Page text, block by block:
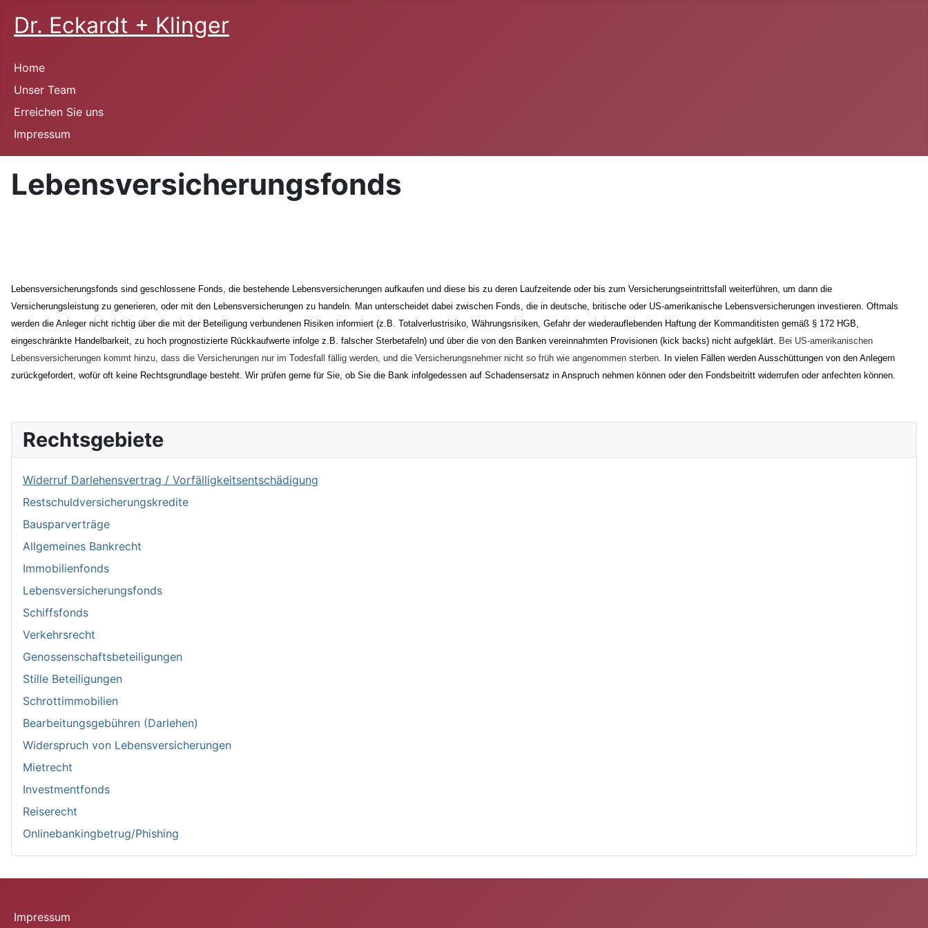
Dr. Eckardt + Klinger
Home
Unser Team
Erreichen Sie uns
Impressum
Lebensversicherungsfonds
Lebensversicherungsfonds sind geschlossene Fonds, die bestehende Lebensversicherungen aufkaufen und diese bis zu deren Laufzeitende oder bis zum Versicherungseintrittsfall weiterführen, um dann die
Versicherungsleistung zu generieren, oder mit den Lebensversicherungen zu handeln. Man unterscheidet dabei zwischen Fonds, die in deutsche, britische oder US-amerikanische Lebensversicherungen investieren. Oftmals
werden die Anleger nicht richtig über die mit der Beteiligung verbundenen Risiken informiert (z.B. Totalverlustrisiko, Währungsrisiken, Gefahr der wiederauflebenden Haftung der Kommanditisten gemäß § 172 HGB,
eingeschränkte Handelbarkeit, zu hoch prognostizierte Rückkaufwerte infolge z.B. falscher Sterbetafeln) und über die von den Banken vereinnahmten Provisionen (kick backs) nicht aufgeklärt. Bei US-amerikanischen
Lebensversicherungen kommt hinzu, dass die Versicherungen nur im Todesfall fällig werden, und die Versicherungsnehmer nicht so früh wie angenommen sterben. In vielen Fällen werden Ausschüttungen von den Anlegern
zurückgefordert, wofür oft keine Rechtsgrundlage besteht. Wir prüfen gerne für Sie, ob Sie die Bank infolgedessen auf Schadensersatz in Anspruch nehmen können oder den Fondsbeitritt widerrufen oder anfechten können.
Rechtsgebiete
Widerruf Darlehensvertrag / Vorfälligkeitsentschädigung
Restschuldversicherungskredite
Bausparverträge
Allgemeines Bankrecht
Immobilienfonds
Lebensversicherungsfonds
Schiffsfonds
Verkehrsrecht
Genossenschaftsbeteiligungen
Stille Beteiligungen
Schrottimmobilien
Bearbeitungsgebühren (Darlehen)
Widerspruch von Lebensversicherungen
Mietrecht
Investmentfonds
Reiserecht
Onlinebankingbetrug/Phishing
Impressum